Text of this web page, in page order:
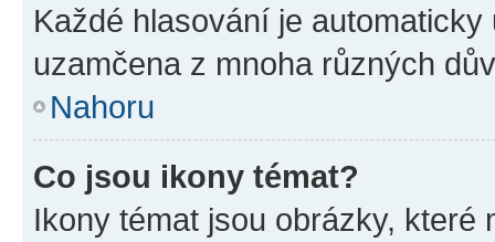
Každé hlasování je
uzamčena z mnoha různých
Nahoru
Co jsou ikony témat?
Ikony témat jsou obrázky,